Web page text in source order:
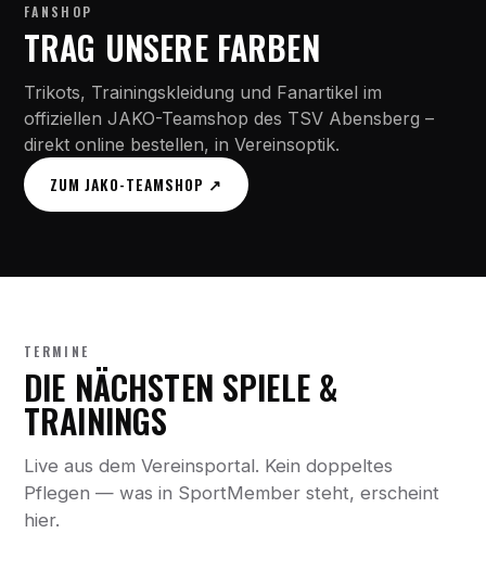
FANSHOP
TRAG UNSERE FARBEN
Trikots, Trainingskleidung und Fanartikel im
offiziellen JAKO-Teamshop des TSV Abensberg –
direkt online bestellen, in Vereinsoptik.
ZUM JAKO-TEAMSHOP ↗
TERMINE
DIE NÄCHSTEN SPIELE &
TRAININGS
Live aus dem Vereinsportal. Kein doppeltes
Pflegen — was in SportMember steht, erscheint
hier.